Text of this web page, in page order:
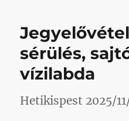
sérülés,
vízilabda
Hetikispest 2025/